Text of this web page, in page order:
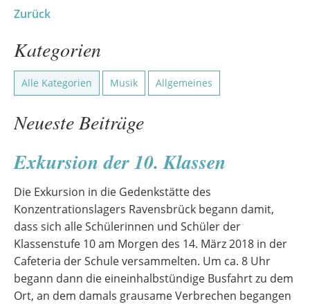
Zurück
Kategorien
Alle Kategorien Musik Allgemeines
Neueste Beiträge
Exkursion der 10. Klassen
Die Exkursion in die Gedenkstätte des
Konzentrationslagers Ravensbrück begann damit,
dass sich alle Schülerinnen und Schüler der
Klassenstufe 10 am Morgen des 14. März 2018 in der
Cafeteria der Schule versammelten. Um ca. 8 Uhr
begann dann die eineinhalbstündige Busfahrt zu dem
Ort, an dem damals grausame Verbrechen begangen